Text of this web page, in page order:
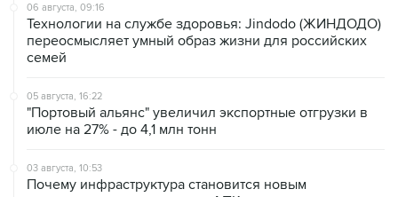
06 августа, 09:16
Технологии на службе здоровья: Jindodo (ЖИНДОДО)
переосмысляет умный образ жизни для российских
семей
05 августа, 16:22
"Портовый альянс" увеличил экспортные отгрузки в
июле на 27% - до 4,1 млн тонн
03 августа, 10:53
Почему инфраструктура становится новым